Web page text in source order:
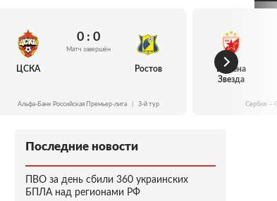
ЦСКА
0 : 0
Матч завершён
Ростов
Альфа-Банк Российская Премьер-лига 3-й тур
Црвена
Звезда
Сербия —
Последние новости
ПВО за день сбили 360 украинских
БПЛА над регионами РФ